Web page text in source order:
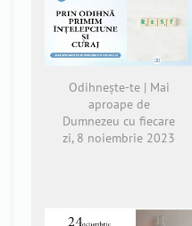
Odihnește-te | Mai
aproape de
Dumnezeu cu fiecare
zi, 8 noiembrie 2023